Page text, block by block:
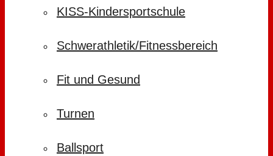
KISS-Kindersportschule
Schwerathletik/Fitnessbereich
Fit und Gesund
Turnen
Ballsport